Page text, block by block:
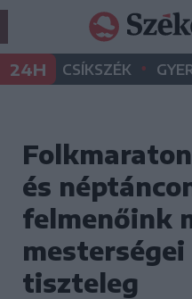
24H CSÍKSZÉK •
és
felmenőink
tiszteleg